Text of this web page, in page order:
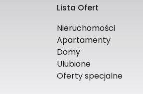
Lista Ofert
Nieruchomości
Apartamenty
Domy
Ulubione
Oferty specjalne